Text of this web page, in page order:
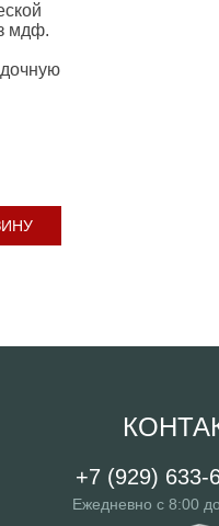
мдф.
+7 (929) 633-
Ежедневно с 8:00